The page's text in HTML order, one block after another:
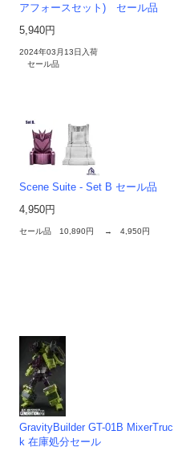
アフォースセット) セール品
5,940円
2024年03月13日入荷
セール品
Scene Suite - Set B セール品
4,950円
セール品 10,890円 → 4,950円
GravityBuilder GT-01B MixerTruc
k 在庫処分セール